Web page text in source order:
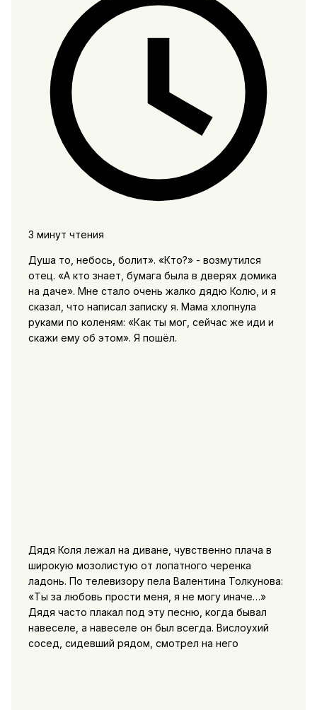
3 минут чтения
Душа то, небось, болит». «Кто?» - возмутился
отец. «А кто знает, бумага была в дверях домика
на даче». Мне стало очень жалко дядю Колю, и я
сказал, что написал записку я. Мама хлопнула
руками по коленям: «Как ты мог, сейчас же иди и
скажи ему об этом». Я пошёл.
Дядя Коля лежал на диване, чувственно плача в
широкую мозолистую от лопатного черенка
ладонь. По телевизору пела Валентина Толкунова:
«Ты за любовь прости меня, я не могу иначе…»
Дядя часто плакал под эту песню, когда бывал
навеселе, а навеселе он был всегда. Вислоухий
сосед, сидевший рядом, смотрел на него